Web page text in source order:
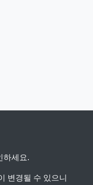
하세요.
변경될 수 있으니